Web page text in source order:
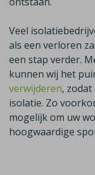
Veel
als een verloren
een stap verder.
kunnen wij het
verwijderen,
isolatie. Zo
mogelijk om uw
hoogwaardige